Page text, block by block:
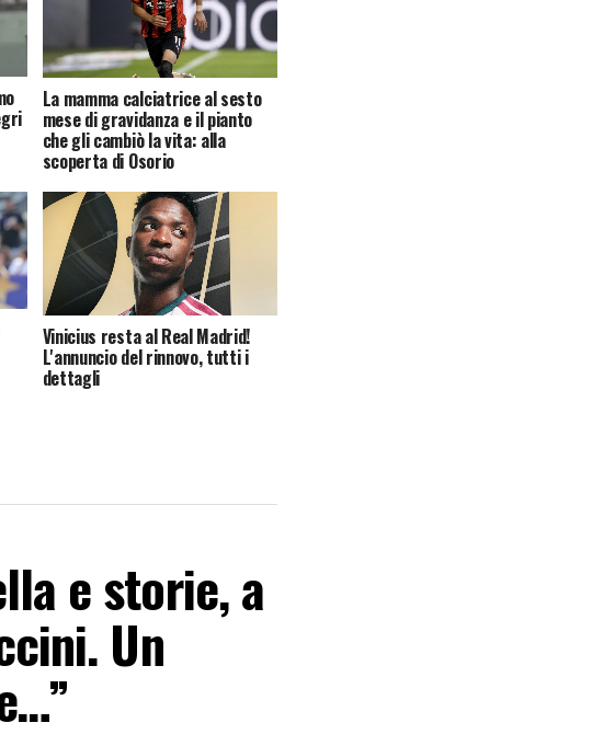
La mamma calciatrice al sesto
mese di gravidanza e il pianto
che gli cambiò la vita: alla
scoperta di Osorio
Vinicius resta al Real Madrid!
L'annuncio del rinnovo, tutti i
dettagli
e storie, a
Un